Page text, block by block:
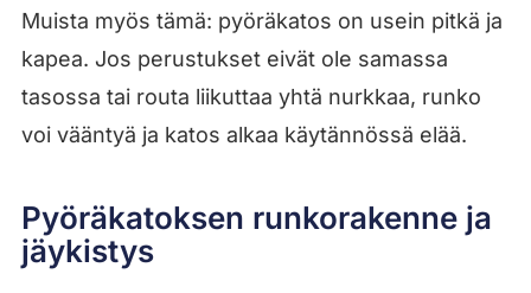
Muista myös tämä: pyöräkatos on usein pitkä ja
kapea. Jos perustukset eivät ole samassa
tasossa tai routa liikuttaa yhtä nurkkaa, runko
voi vääntyä ja katos alkaa käytännössä elää.
Pyöräkatoksen runkorakenne ja
jäykistys